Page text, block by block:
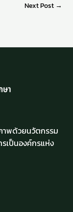
Next Post →
พด้วยนวัตกรรม
เป็นองค์กรแห่ง